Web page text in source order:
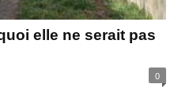
elle ne serait pas
0